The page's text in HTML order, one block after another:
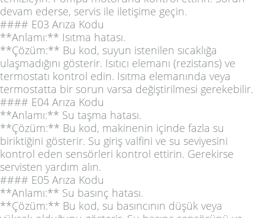
devam ederse, servis ile iletişime geçin.
#### E03 Arıza Kodu
**Anlamı:** Isıtma hatası.
**Çözüm:** Bu kod, suyun istenilen sıcaklığa
ulaşmadığını gösterir. Isıtıcı elemanı (rezistans) ve
termostatı kontrol edin. Isıtma elemanında veya
termostatta bir sorun varsa değiştirilmesi gerekebilir.
#### E04 Arıza Kodu
**Anlamı:** Su taşma hatası.
**Çözüm:** Bu kod, makinenin içinde fazla su
biriktiğini gösterir. Su giriş valfini ve su seviyesini
kontrol eden sensörleri kontrol ettirin. Gerekirse
servisten yardım alın.
#### E05 Arıza Kodu
**Anlamı:** Su basınç hatası.
**Çözüm:** Bu kod, su basıncının düşük veya